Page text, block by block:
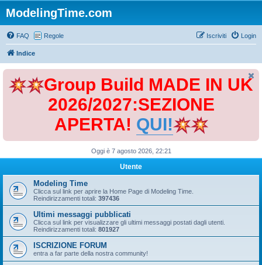
ModelingTime.com
FAQ Regole Login
Iscriviti
Indice
Group Build MADE IN UK
2026/2027:SEZIONE
APERTA! QUI!
Oggi è 7 agosto 2026, 22:21
Utente
Modeling Time
Clicca sul link per aprire la Home Page di Modeling Time.
Reindirizzamenti totali: 397436
Ultimi messaggi pubblicati
Clicca sul link per visualizzare gli ultimi messaggi postati dagli utenti.
Reindirizzamenti totali: 801927
ISCRIZIONE FORUM
entra a far parte della nostra community!